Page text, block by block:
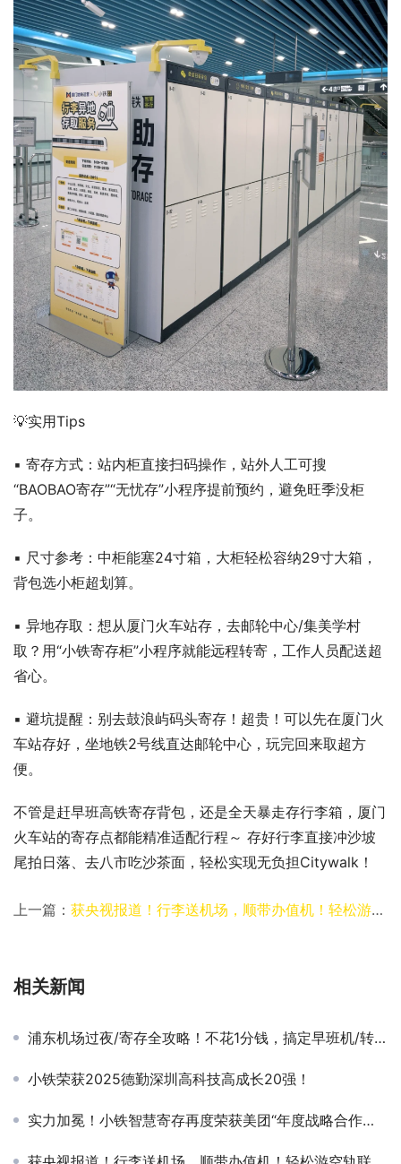
💡实用Tips
▪️ 寄存方式：站内柜直接扫码操作，站外人工可搜
“BAOBAO寄存”“无忧存”小程序提前预约，避免旺季没柜
子。
▪️ 尺寸参考：中柜能塞24寸箱，大柜轻松容纳29寸大箱，
背包选小柜超划算。
▪️ 异地存取：想从厦门火车站存，去邮轮中心/集美学村
取？用“小铁寄存柜”小程序就能远程转寄，工作人员配送超
省心。
▪️ 避坑提醒：别去鼓浪屿码头寄存！超贵！可以先在厦门火
车站存好，坐地铁2号线直达邮轮中心，玩完回来取超方
便。
不管是赶早班高铁寄存背包，还是全天暴走存行李箱，厦门
火车站的寄存点都能精准适配行程～ 存好行李直接冲沙坡
尾拍日落、去八市吃沙茶面，轻松实现无负担Citywalk！
上一篇： 获央视报道！行李送机场，顺带办值机！轻松游空轨联运服务已上线！
相关新闻
浦东机场过夜/寄存全攻略！不花1分钱，搞定早班机/转机的所有麻烦
小铁荣获2025德勤深圳高科技高成长20强！
实力加冕！小铁智慧寄存再度荣获美团“年度战略合作品牌”称号!